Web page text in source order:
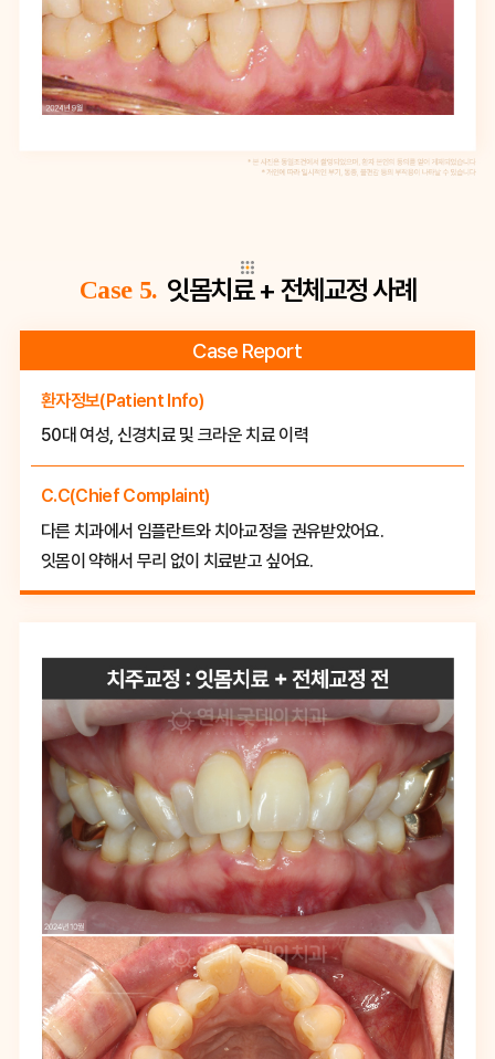
Case 5.잇몸치료 + 전체교정 사례
Case Report
환자정보(Patient Info)
50대 여성, 신경치료 및 크라운 치료 이력
C.C(Chief Complaint)
다른 치과에서 임플란트와 치아교정을 권유받았어요.
잇몸이 약해서 무리 없이 치료받고 싶어요.